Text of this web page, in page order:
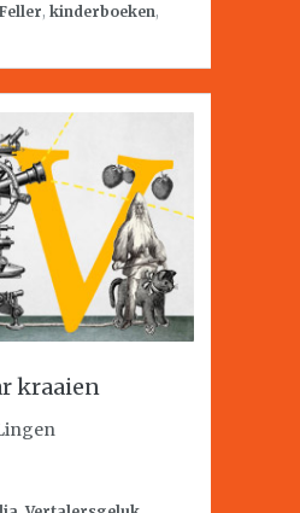
, kinderboeken,
kraaien